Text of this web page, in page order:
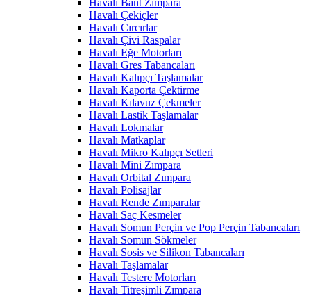
Havalı Bant Zımpara
Havalı Çekiçler
Havalı Cırcırlar
Havalı Çivi Raspalar
Havalı Eğe Motorları
Havalı Gres Tabancaları
Havalı Kalıpçı Taşlamalar
Havalı Kaporta Çektirme
Havalı Kılavuz Çekmeler
Havalı Lastik Taşlamalar
Havalı Lokmalar
Havalı Matkaplar
Havalı Mikro Kalıpçı Setleri
Havalı Mini Zımpara
Havalı Orbital Zımpara
Havalı Polisajlar
Havalı Rende Zımparalar
Havalı Saç Kesmeler
Havalı Somun Perçin ve Pop Perçin Tabancaları
Havalı Somun Sökmeler
Havalı Sosis ve Silikon Tabancaları
Havalı Taşlamalar
Havalı Testere Motorları
Havalı Titreşimli Zımpara